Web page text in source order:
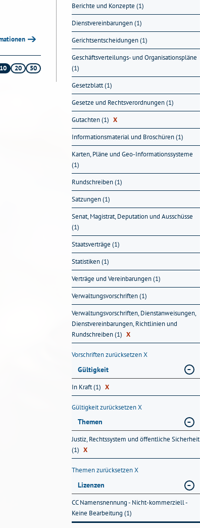
10 20 50
Berichte und Konzepte (1)
Dienstvereinbarungen (1)
Gerichtsentscheidungen (1)
Geschäftsverteilungs- und Organisationspläne
(1)
Gesetzblatt (1)
Gesetze und Rechtsverordnungen (1)
Gutachten (1) X
Informationsmaterial und Broschüren (1)
Karten, Pläne und Geo-Informationssysteme
(1)
Rundschreiben (1)
Satzungen (1)
Senat, Magistrat, Deputation und Ausschüsse
(1)
Staatsverträge (1)
Statistiken (1)
Verträge und Vereinbarungen (1)
Verwaltungsvorschriften (1)
Verwaltungsvorschriften, Dienstanweisungen,
Dienstvereinbarungen, Richtlinien und
Rundschreiben (1) X
Vorschriften zurücksetzenX
Gültigkeit
In Kraft (1) X
Gültigkeit zurücksetzenX
Themen
Justiz, Rechtssystem und öffentliche Sicherheit
(1) X
Themen zurücksetzenX
Lizenzen
CC Namensnennung - Nicht-kommerziell -
Keine Bearbeitung (1)